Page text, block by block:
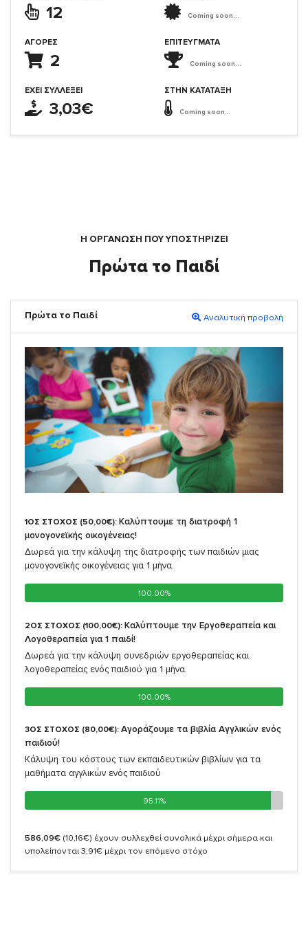
12
ΑΓΟΡΈΣ
2
ΈΧΕΙ ΣΥΛΛΈΞΕΙ
3,03€
Coming soon...
ΕΠΙΤΕΎΓΜΑΤΑ
Coming soon...
ΣΤΗΝ ΚΑΤΆΤΑΞΗ
Coming soon...
Η ΟΡΓΆΝΩΣΗ ΠΟΥ ΥΠΟΣΤΗΡΙΖΕΙ
Πρώτα το Παιδί
Πρώτα το Παιδί Αναλυτική προβολή
1ΟΣ ΣΤΟΧΟΣ (50,00€): Καλύπτουμε τη διατροφή 1
μονογονεϊκής οικογένειας!
Δωρεά για την κάλυψη της διατροφής των παιδιών μιας
μονογονεϊκής οικογένειας για 1 μήνα.
100.00%
100.00%
2ΟΣ ΣΤΟΧΟΣ (100,00€): Καλύπτουμε την Εργοθεραπεία και
Λογοθεραπεία για 1 παιδί!
Δωρεά για την κάλυψη συνεδριών εργοθεραπείας και
λογοθεραπείας ενός παιδιού για 1 μήνα.
100.00%
100.00%
3ΟΣ ΣΤΟΧΟΣ (80,00€): Αγοράζουμε τα βιβλία Αγγλικών ενός
παιδιού!
Κάλυψη του κόστους των εκπαιδευτικών βιβλίων για τα
μαθήματα αγγλικών ενός παιδιού
95.11%
95.11%
586,09€ (10,16€) έχουν συλλεχθεί συνολικά μέχρι σήμερα και
υπολείπονται 3,91€ μέχρι τον επόμενο στόχο